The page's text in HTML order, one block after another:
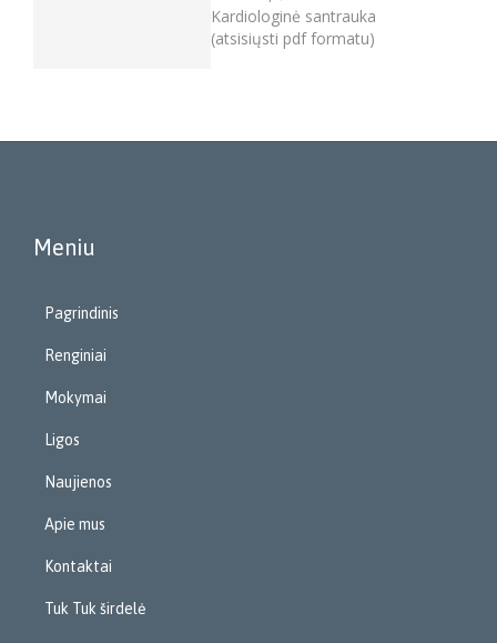
Kardiologinė santrauka
(atsisiųsti pdf formatu)
Meniu
Pagrindinis
Renginiai
Mokymai
Ligos
Naujienos
Apie mus
Kontaktai
Tuk Tuk širdelė